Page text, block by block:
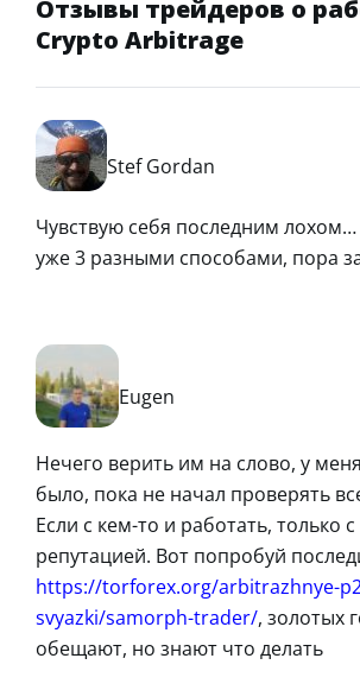
Отзывы трейдеров о
Crypto Arbitrage
Stef Gordan
Чувствую себя последним
уже 3 разными способами, пора
Eugen
Нечего верить им на слово, у
было, пока не начал проверять
Если с кем-то и работать, только
репутацией. Вот попробуй
https://torforex.org/arbitrazhnye-
svyazki/samorph-trader/, золотых
обещают, но знают что делать